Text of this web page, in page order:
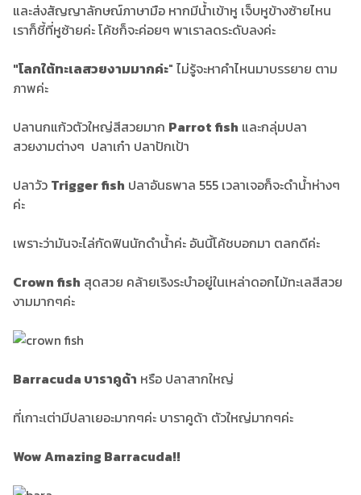
และส่งสัญญาลักษณ์ภาษามือ หากมีน้ำเข้าหู เจ็บหูข้างซ้ายไหน
เราก็ชี้ที่หูซ้ายค่ะ โค้ชก็จะค่อยๆ พาเราลดระดับลงค่ะ
"โลกใต้ทะเลสวยงามมากค่ะ" ไม่รู้จะหาคำไหนมาบรรยาย ตาม
ภาพค่ะ
ปลานกแก้วตัวใหญ่สีสวยมาก Parrot fish และกลุ่มปลา
สวยงามต่างๆ ปลาเก๋า ปลาปักเป้า
ปลาวัว Trigger fish ปลาอันธพาล 555 เวลาเจอก็จะดำน้ำห่างๆ
ค่ะ
เพราะว่ามันจะไล่กัดฟินนักดำน้ำค่ะ อันนี้โค้ชบอกมา ตลกดีค่ะ
Crown fish สุดสวย คล้ายเริงระบำอยู่ในเหล่าดอกไม้ทะเลสีสวย
งามมากๆค่ะ
Barracuda บาราคูด้า หรือ ปลาสากใหญ่
ที่เกาะเต่ามีปลาเยอะมากๆค่ะ บาราคูด้า ตัวใหญ่มากๆค่ะ
Wow Amazing Barracuda!!